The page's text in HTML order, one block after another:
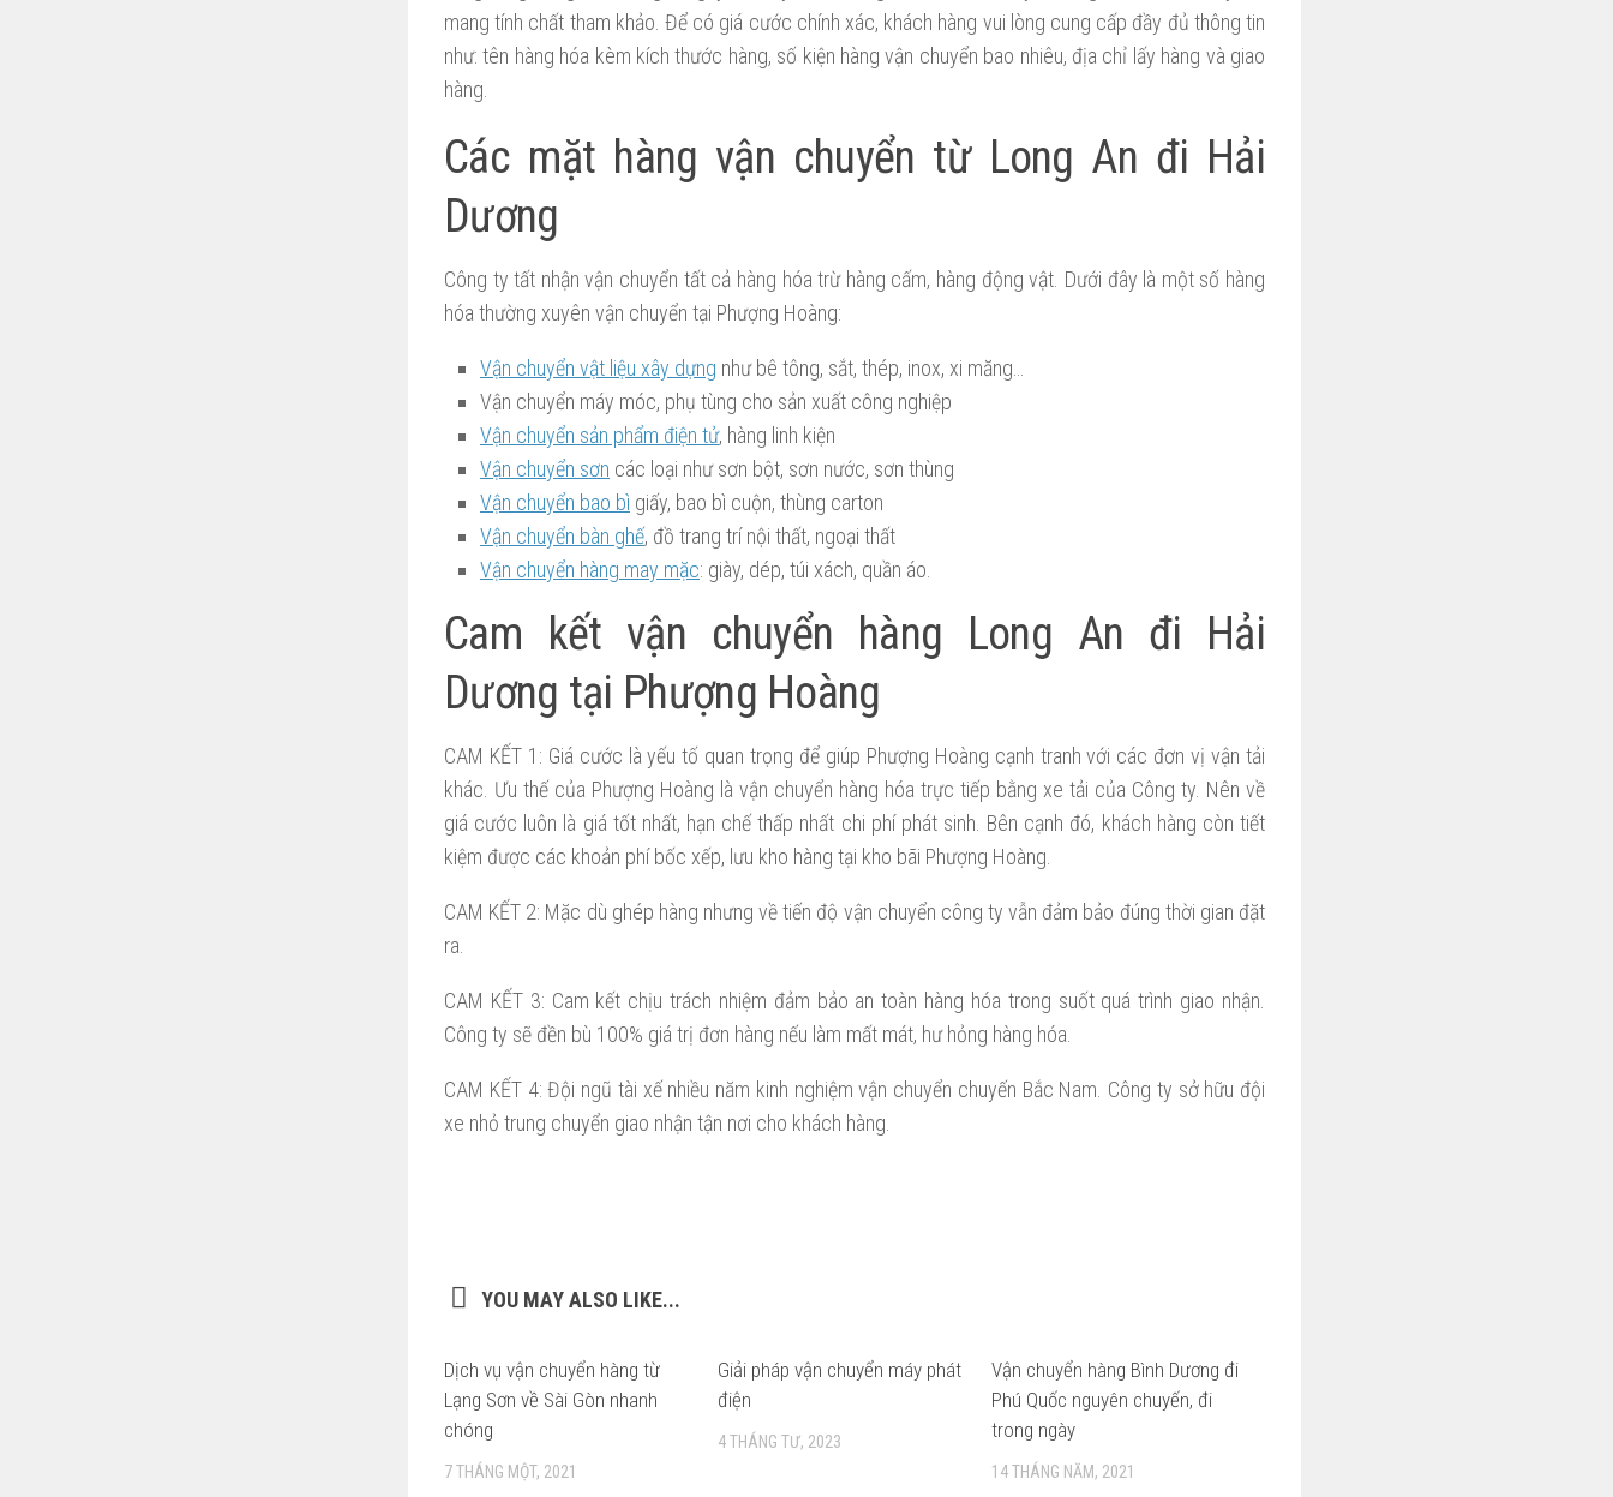
mang tính chất tham khảo. Để có giá cước chính xác, khách hàng vui lòng cung cấp đầy đủ thông tin
như: tên hàng hóa kèm kích thước hàng, số kiện hàng vận chuyển bao nhiêu, địa chỉ lấy hàng và giao
hàng.
Các mặt hàng vận chuyển từ Long An đi Hải
Dương
Công ty tất nhận vận chuyển tất cả hàng hóa trừ hàng cấm, hàng động vật. Dưới đây là một số hàng
hóa thường xuyên vận chuyển tại Phượng Hoàng:
Vận chuyển vật liệu xây dựng như bê tông, sắt, thép, inox, xi măng…
Vận chuyển máy móc, phụ tùng cho sản xuất công nghiệp
Vận chuyển sản phẩm điện tử, hàng linh kiện
Vận chuyển sơn các loại như sơn bột, sơn nước, sơn thùng
Vận chuyển bao bì giấy, bao bì cuộn, thùng carton
Vận chuyển bàn ghế, đồ trang trí nội thất, ngoại thất
Vận chuyển hàng may mặc: giày, dép, túi xách, quần áo.
Cam kết vận chuyển hàng Long An đi Hải
Dương tại Phượng Hoàng
CAM KẾT 1: Giá cước là yếu tố quan trọng để giúp Phượng Hoàng cạnh tranh với các đơn vị vận tải
khác. Ưu thế của Phượng Hoàng là vận chuyển hàng hóa trực tiếp bằng xe tải của Công ty. Nên về
giá cước luôn là giá tốt nhất, hạn chế thấp nhất chi phí phát sinh. Bên cạnh đó, khách hàng còn tiết
kiệm được các khoản phí bốc xếp, lưu kho hàng tại kho bãi Phượng Hoàng.
CAM KẾT 2: Mặc dù ghép hàng nhưng về tiến độ vận chuyển công ty vẫn đảm bảo đúng thời gian đặt
ra.
CAM KẾT 3: Cam kết chịu trách nhiệm đảm bảo an toàn hàng hóa trong suốt quá trình giao nhận.
Công ty sẽ đền bù 100% giá trị đơn hàng nếu làm mất mát, hư hỏng hàng hóa.
CAM KẾT 4: Đội ngũ tài xế nhiều năm kinh nghiệm vận chuyển chuyến Bắc Nam. Công ty sở hữu đội
xe nhỏ trung chuyển giao nhận tận nơi cho khách hàng.
YOU MAY ALSO LIKE...
Dịch vụ vận chuyển hàng từ
Lạng Sơn về Sài Gòn nhanh
chóng
7 THÁNG MỘT, 2021
Giải pháp vận chuyển máy phát
điện
4 THÁNG TƯ, 2023
Vận chuyển hàng Bình Dương đi
Phú Quốc nguyên chuyến, đi
trong ngày
14 THÁNG NĂM, 2021